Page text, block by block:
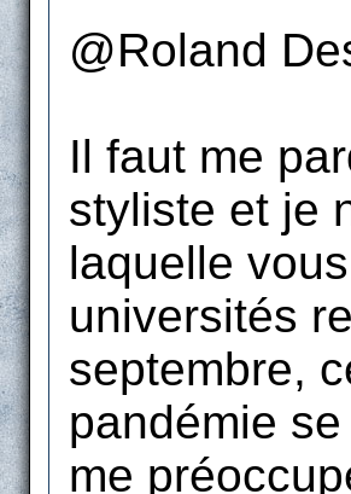
@Roland
Il faut me
styliste et je
laquelle
universités
septembre,
pandémie
me